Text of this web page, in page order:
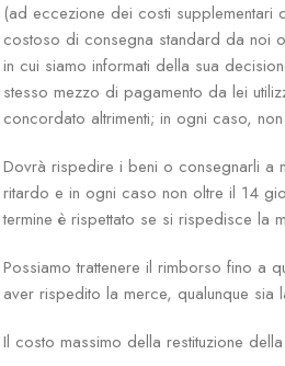
(ad eccezione dei costi
costoso di consegna standard da noi
in cui siamo informati della sua
stesso mezzo di pagamento da lei
concordato altrimenti; in ogni caso,
Dovrà rispedire i beni o consegnarli a
ritardo e in ogni caso non oltre il 14
termine è rispettato se si rispedisce la
Possiamo trattenere il rimborso fino a
aver rispedito la merce, qualunque sia
Il costo massimo della restituzione